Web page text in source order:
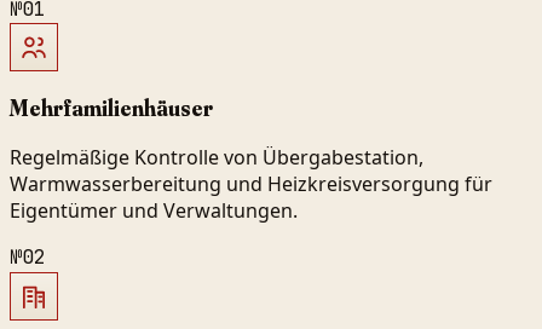
№01
Mehrfamilienhäuser
Regelmäßige Kontrolle von Übergabestation,
Warmwasserbereitung und Heizkreisversorgung für
Eigentümer und Verwaltungen.
№02